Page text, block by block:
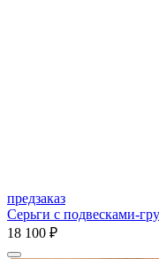
предзаказ
Серьги с подвесками-
18 100 ₽